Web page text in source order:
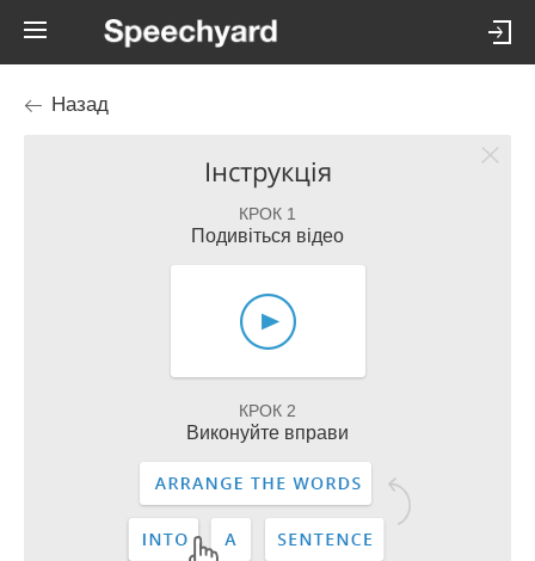
Назад
Інструкція
КРОК 1
Подивіться відео
КРОК 2
Виконуйте вправи